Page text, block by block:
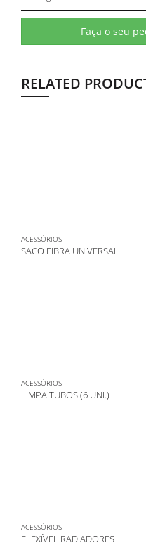
Faça o seu
RELATED
ACESSÓRIOS
SACO FIBRA UNIVERSAL
ACESSÓRIOS
LIMPA TUBOS (6 UNI.)
ACESSÓRIOS
FLEXÍVEL RADIADORES